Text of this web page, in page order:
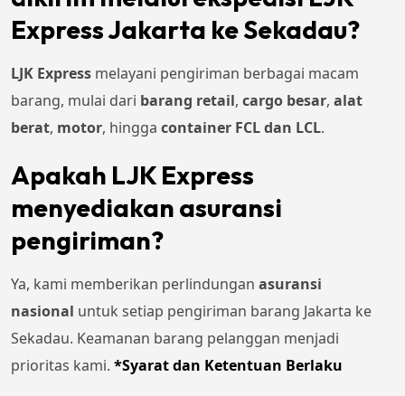
Express Jakarta ke Sekadau?
LJK Express melayani pengiriman berbagai macam
barang, mulai dari barang retail, cargo besar, alat
berat, motor, hingga container FCL dan LCL.
Apakah LJK Express
menyediakan asuransi
pengiriman?
Ya, kami memberikan perlindungan asuransi
nasional untuk setiap pengiriman barang Jakarta ke
Sekadau. Keamanan barang pelanggan menjadi
prioritas kami. *Syarat dan Ketentuan Berlaku